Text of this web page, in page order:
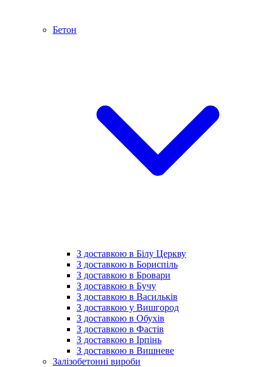
Бетон
З доставкою в Білу Церкву
З доставкою в Бориспіль
З доставкою в Бровари
З доставкою в Бучу
З доставкою в Васильків
З доставкою у Вишгород
З доставкою в Обухів
З доставкою в Фастів
З доставкою в Ірпінь
З доставкою в Вишневе
Залізобетонні вироби